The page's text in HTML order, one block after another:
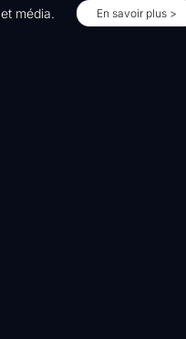
média. En savoir plus >